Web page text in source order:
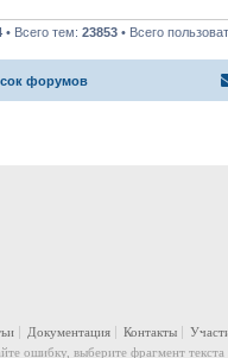
• Всего тем: 23853 • Всего
форумов
Документация Контакты
ошибку, выберите фрагмент